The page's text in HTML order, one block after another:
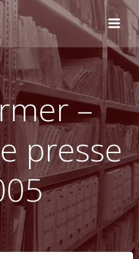
Aller
au
contenu
–
presse